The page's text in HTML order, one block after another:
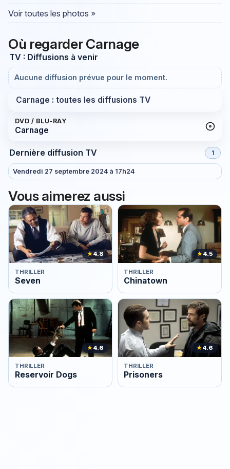
Voir toutes les photos »
Où regarder Carnage
TV : Diffusions à venir
Aucune diffusion prévue pour le moment.
Carnage : toutes les diffusions TV
DVD / BLU-RAY
Carnage
Dernière diffusion TV 1
Vendredi 27 septembre 2024 à 17h24
Vous aimerez aussi
★4.8
THRILLER
Seven
★4.5
THRILLER
Chinatown
★4.6
THRILLER
Reservoir Dogs
★4.6
THRILLER
Prisoners